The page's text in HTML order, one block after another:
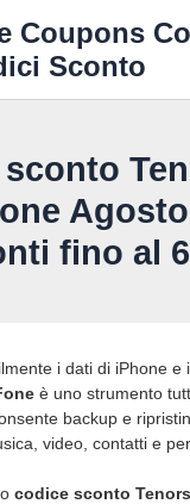
Coupons
Sconto
fino al
i dati di iPhone e
è uno strumento
backup e
video, contatti e
codice sconto